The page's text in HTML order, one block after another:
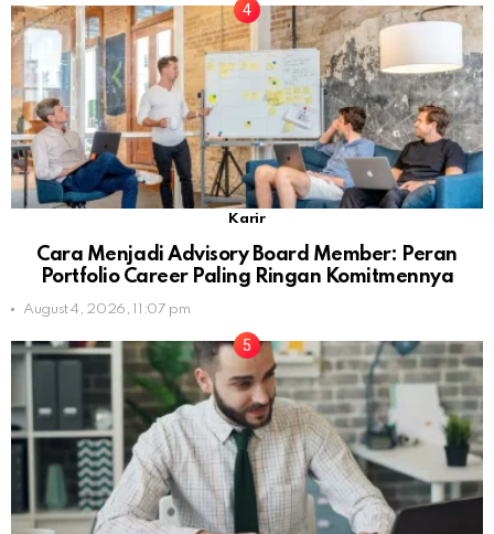
Karir
Cara Menjadi Advisory Board Member: Peran
Portfolio Career Paling Ringan Komitmennya
August 4, 2026, 11:07 pm